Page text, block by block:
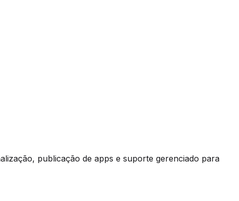
publicação de apps e suporte gerenciado para